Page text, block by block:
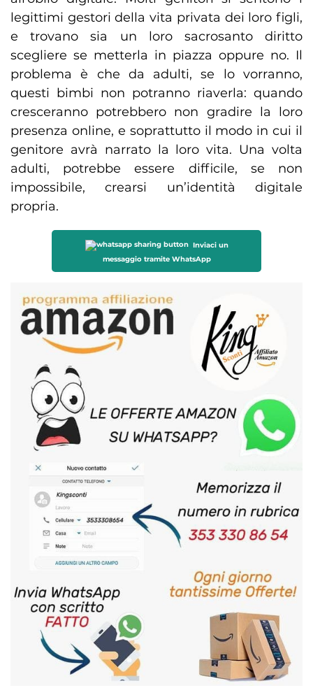
legittimi gestori della vita privata dei loro figli,
e trovano sia un loro sacrosanto diritto
scegliere se metterla in piazza oppure no. Il
problema è che da adulti, se lo vorranno,
questi bimbi non potranno riaverla: quando
cresceranno potrebbero non gradire la loro
presenza online, e soprattutto il modo in cui il
genitore avrà narrato la loro vita. Una volta
adulti, potrebbe essere difficile, se non
impossibile, crearsi un’identità digitale
propria.
Inviaci un
messaggio tramite WhatsApp